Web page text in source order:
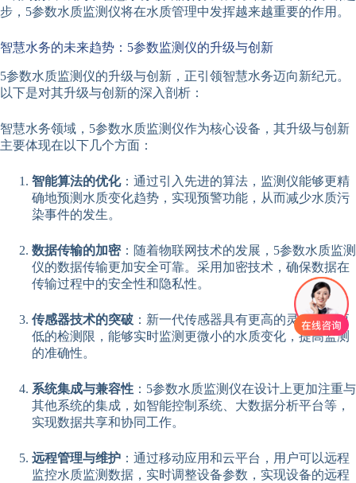
步，5参数水质监测仪将在水质管理中发挥越来越重要的作用。
智慧水务的未来趋势：5参数监测仪的升级与创新
5参数水质监测仪的升级与创新，正引领智慧水务迈向新纪元。
以下是对其升级与创新的深入剖析：
智慧水务领域，5参数水质监测仪作为核心设备，其升级与创新
主要体现在以下几个方面：
智能算法的优化：通过引入先进的算法，监测仪能够更精
确地预测水质变化趋势，实现预警功能，从而减少水质污
染事件的发生。
数据传输的加密：随着物联网技术的发展，5参数水质监测
仪的数据传输更加安全可靠。采用加密技术，确保数据在
传输过程中的安全性和隐私性。
传感器技术的突破 ：新一代传感器具有更高的灵敏度和更
低的检测限，能够实时监测更微小的水质变化，提高监测
的准确性。
系统集成与兼容性 ：5参数水质监测仪在设计上更加注重与
其他系统的集成，如智能控制系统、大数据分析平台等，
实现数据共享和协同工作。
远程管理与维护 ：通过移动应用和云平台，用户可以远程
监控水质监测数据，实时调整设备参数，实现设备的远程